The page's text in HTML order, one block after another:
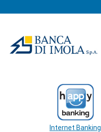
Internet Banking